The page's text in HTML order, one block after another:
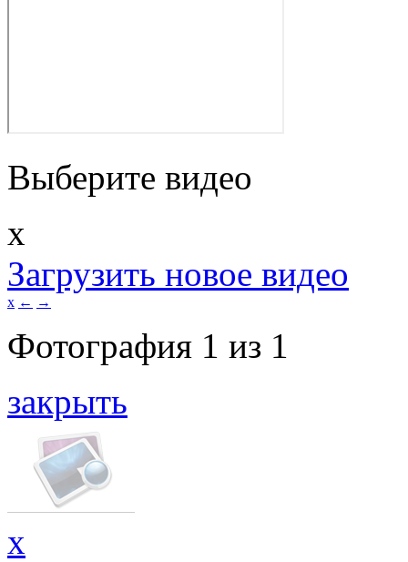
Выберите видео
x
Загрузить новое видео
x ← →
Фотография 1 из 1
закрыть
x